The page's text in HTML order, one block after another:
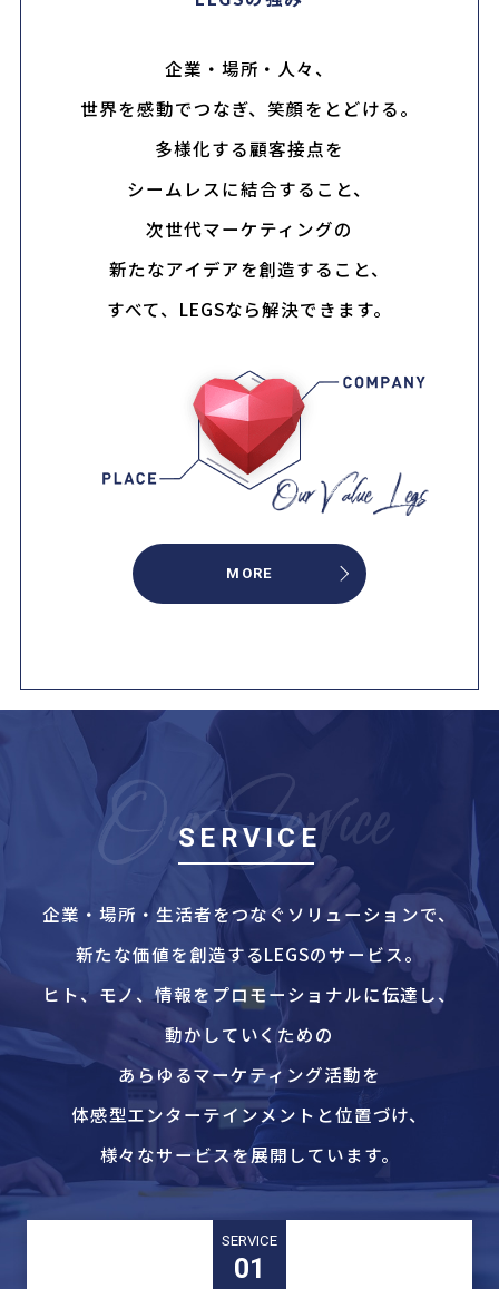
企業・場所・人々、
世界を感動でつなぎ、笑顔をとどける。
多様化する顧客接点を
シームレスに結合すること、
次世代マーケティングの
新たなアイデアを創造すること、
すべて、LEGSなら解決できます。
MORE
SERVICE
企業・場所・生活者をつなぐソリューションで、
新たな価値を創造するLEGSのサービス。
ヒト、モノ、情報をプロモーショナルに伝達し、
動かしていくための
あらゆるマーケティング活動を
体感型エンターテインメントと位置づけ、
様々なサービスを展開しています。
SERVICE
01